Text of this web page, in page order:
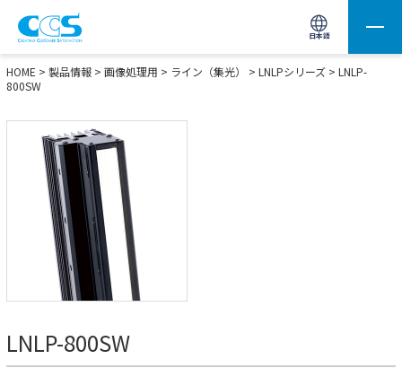
日本語
画像処理用の製品検索 サイト内検索(Enterで実行)
HOME > 製品情報 > 画像処理用 > ライン（集光） > LNLPシリーズ > LNLP-
800SW
LNLP-800SW